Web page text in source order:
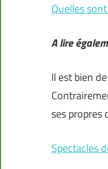
Quelles
A lire
Il est bien
ses propres
Spectacles